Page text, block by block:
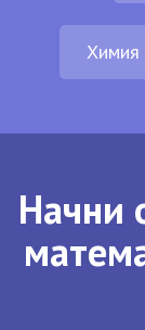
Начни